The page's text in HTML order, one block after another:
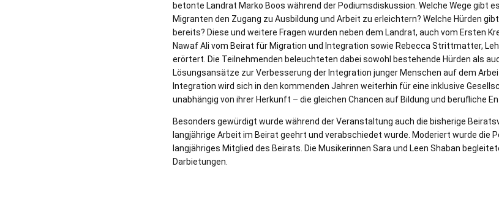
betonte Landrat Marko Boos während der Podiumsdiskussion. Welche Wege gibt
Migranten den Zugang zu Ausbildung und Arbeit zu erleichtern? Welche Hürden
bereits? Diese und weitere Fragen wurden neben dem Landrat, auch vom Ersten
Nawaf Ali vom Beirat für Migration und Integration sowie Rebecca Strittmatter,
erörtert. Die Teilnehmenden beleuchteten dabei sowohl bestehende Hürden als
Lösungsansätze zur Verbesserung der Integration junger Menschen auf dem
Integration wird sich in den kommenden Jahren weiterhin für eine inklusive
unabhängig von ihrer Herkunft – die gleichen Chancen auf Bildung und berufliche
Besonders gewürdigt wurde während der Veranstaltung auch die bisherige
langjährige Arbeit im Beirat geehrt und verabschiedet wurde. Moderiert wurde die
langjähriges Mitglied des Beirats. Die Musikerinnen Sara und Leen Shaban
Darbietungen.